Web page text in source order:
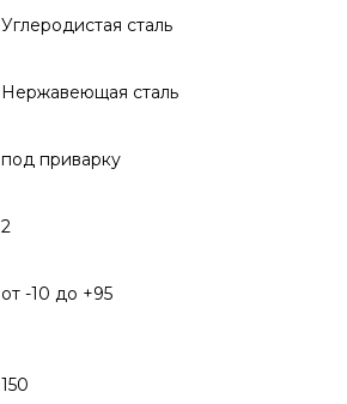
Углеродистая сталь
Нержавеющая сталь
под приварку
2
от -10 до +95
150